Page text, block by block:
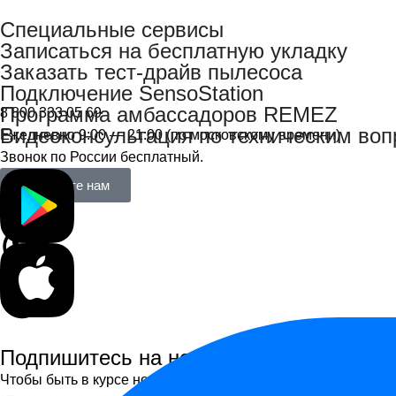
8 800 333 05 69
Ежедневно 9:00 — 21:00 (по московскому времени)
Звонок по России бесплатный.
Напишите нам
Подпишитесь на новости
Чтобы быть в курсе новинок, получать персональные
Специальные сервисы
Записаться на бесплатную укладку
Заказать тест-драйв пылесоса
Подключение SensoStation
Программа амбассадоров REMEZ
Видеоконсультация по техническим